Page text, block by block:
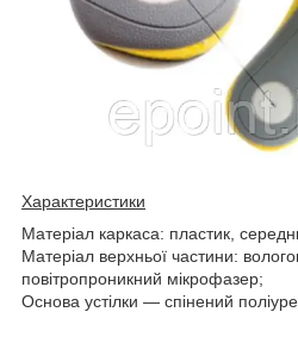
Характеристики
Матеріал каркаса: пластик,
Матеріал верхньої частини:
повітропроникний мікрофазер;
Основа устілки — спінений